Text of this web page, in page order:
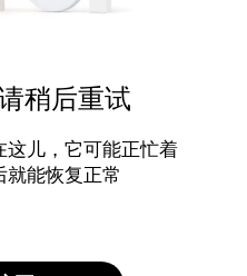
稍后重试
这儿，它可能正忙着
就能恢复正常